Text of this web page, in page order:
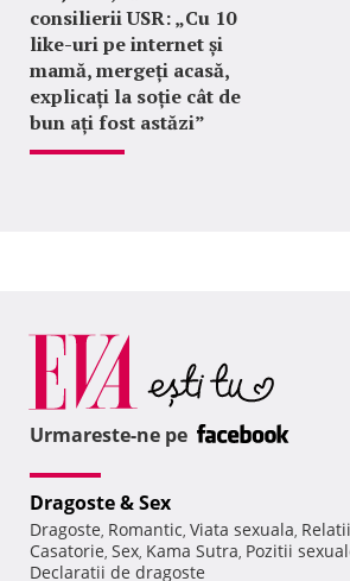
consilierii USR: „Cu 10
like-uri pe internet și
mamă, mergeți acasă,
explicați la soție cât de
bun ați fost astăzi”
Urmareste-ne pe
Dragoste & Sex
Dragoste, Romantic, Viata sexuala, Relatii
Casatorie, Sex, Kama Sutra, Pozitii
Declaratii de dragoste